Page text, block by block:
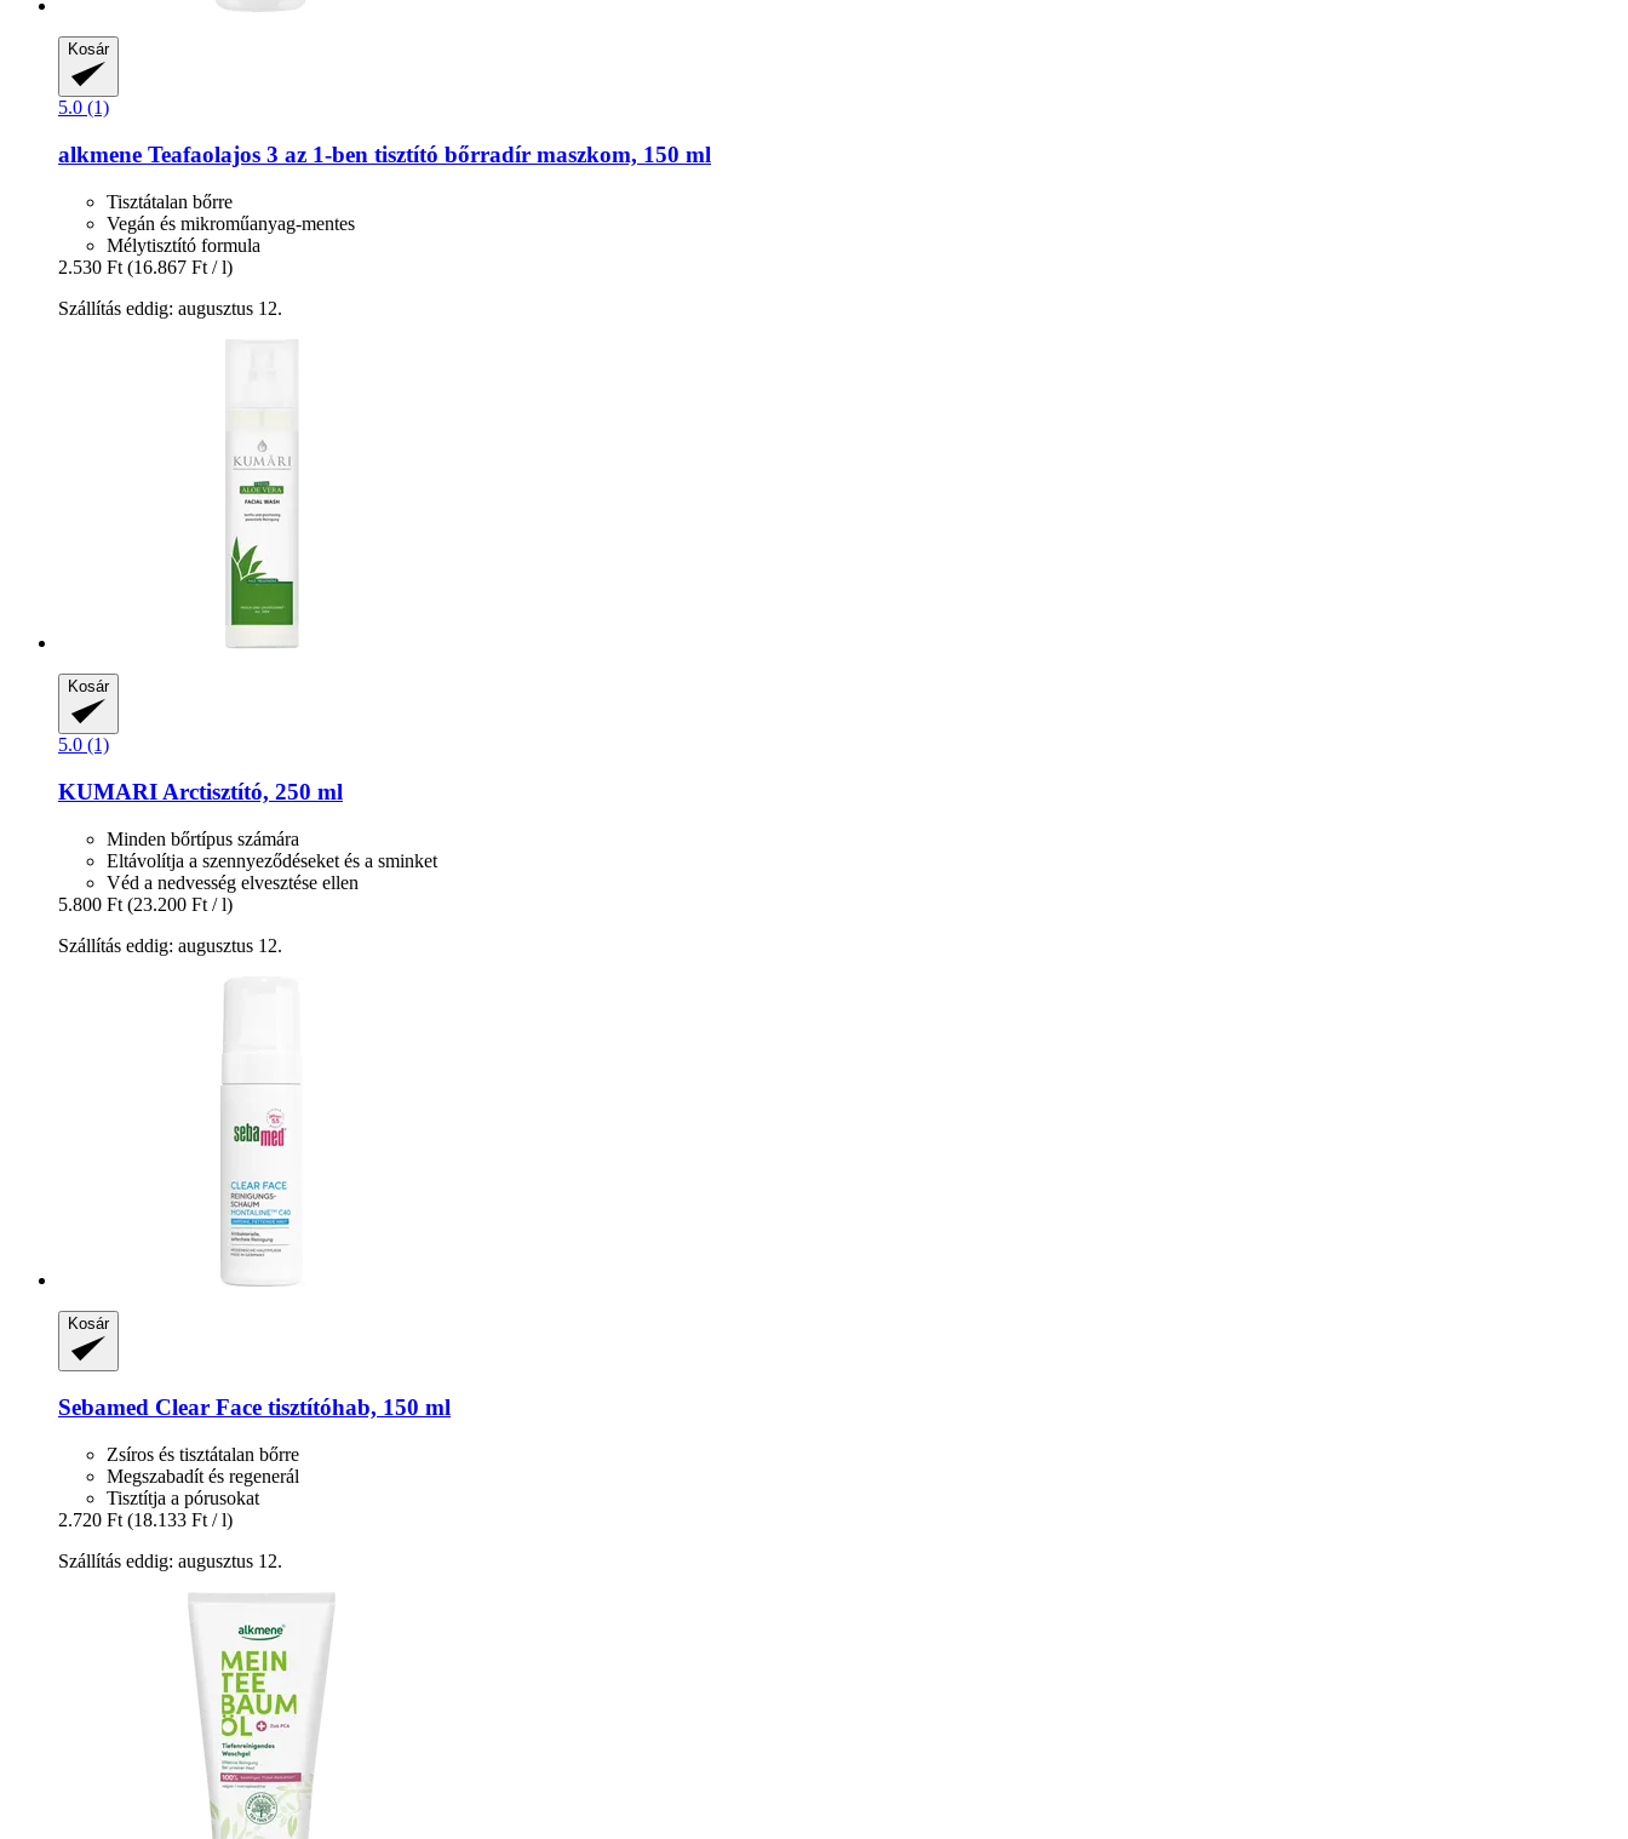
Kosár
5.0 (1)
alkmene Teafaolajos 3 az 1-​ben tisztító bőrradír maszkom, 150 ml
Tisztátalan bőrre
Vegán és mikroműanyag-mentes
Mélytisztító formula
2.530 Ft (16.867 Ft / l)
Szállítás eddig: augusztus 12.
Kosár
5.0 (1)
KUMARI Arctisztító, 250 ml
Minden bőrtípus számára
Eltávolítja a szennyeződéseket és a sminket
Véd a nedvesség elvesztése ellen
5.800 Ft (23.200 Ft / l)
Szállítás eddig: augusztus 12.
Kosár
Sebamed Clear Face tisztítóhab, 150 ml
Zsíros és tisztátalan bőrre
Megszabadít és regenerál
Tisztítja a pórusokat
2.720 Ft (18.133 Ft / l)
Szállítás eddig: augusztus 12.